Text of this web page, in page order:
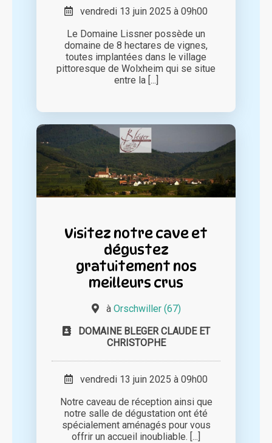
vendredi 13 juin 2025 à 09h00
Le Domaine Lissner possède un
domaine de 8 hectares de vignes,
toutes implantées dans le village
pittoresque de Wolxheim qui se situe
entre la [...]
Visitez notre cave et
dégustez
gratuitement nos
meilleurs crus
à Orschwiller (67)
DOMAINE BLEGER CLAUDE ET
CHRISTOPHE
vendredi 13 juin 2025 à 09h00
Notre caveau de réception ainsi que
notre salle de dégustation ont été
spécialement aménagés pour vous
offrir un accueil inoubliable. [...]